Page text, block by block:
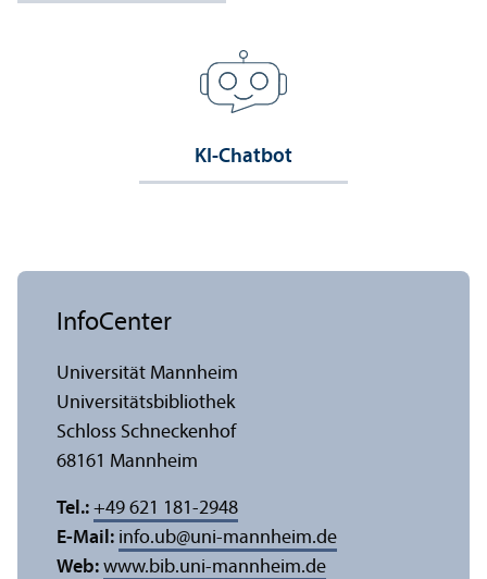
KI-Chatbot
InfoCenter
Universität Mannheim
Universitäts­bibliothek
Schloss Schneckenhof
68161 Mannheim
Tel.: +49 621 181-2948
E-Mail: info.ub@uni-mannheim.de
Web: www.bib.uni-mannheim.de